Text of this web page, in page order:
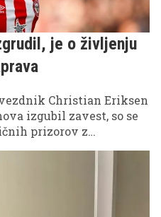
je o življenju
Christian Eriksen
izgubil zavest, so se
prizorov z
kardioverter-
ki je namenjena zaščiti
motnjami